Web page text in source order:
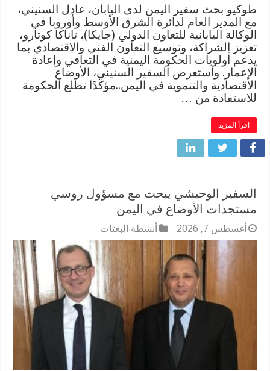
طوكيو بحث سفير اليمن لدى اليابان، عادل السنيني،
مع المدير العام لدائرة الشرق الأوسط وأوروبا في
الوكالة اليابانية للتعاون الدولي (جايكا)، تاناكا كوتارو،
تعزيز الشراكة، وتوسيع التعاون الفني والاقتصادي بما
يدعم أولويات الحكومة اليمنية في التعافي وإعادة
الإعمار. واستعرض السفير السنيني، الأوضاع
الاقتصادية والتنموية في اليمن..مؤكدًا تطلع الحكومة
للاستفادة من …
اقرأ المزيد
السفير الوحيشي يبحث مع مسؤول روسي
مستجدات الأوضاع في اليمن
أغسطس 7, 2026 أنشطة البعثات